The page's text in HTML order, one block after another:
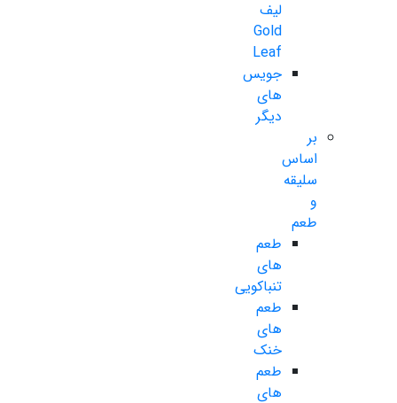
لیف
Gold
Leaf
جویس
های
دیگر
بر
اساس
سلیقه
و
طعم
طعم
های
تنباکویی
طعم
های
خنک
طعم
های